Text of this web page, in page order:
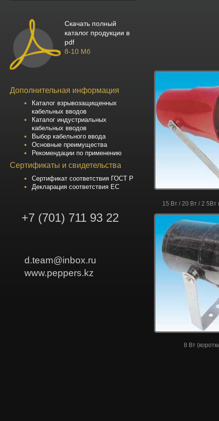
15 Вт / 20 Вт / 2
8 Вт
Скачать полный
каталог продукции в
pdf
8-10 Мб
Дополнительная информация
Каталог взрывозащищенных
кабельных вводов
Каталог индустриальных
кабельных вводов
Выбор кабельного ввода
Основные преимущества
Рекомендации по применению
Сертификаты и свидетельства
Сертификат соответствия ГОСТ Р
Декларация соответствия ЕС
+7 (701) 711 93 22
d.team@inbox.ru
www.peppers.kz